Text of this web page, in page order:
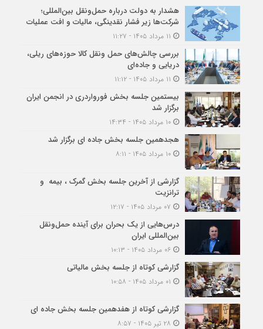
هشدار به دولت درباره حمل‌ونقل بین‌المللی؛
شرکت‌ها زیر فشار نقدینگی، مالیات و افت عملیات
بررسی چالش‌های حمل ونقل کالا حوزه‌های ریلی،
دریایی و جاده‌ای
بیستمین جلسه بخش فورواردری در انجمن ایران
برگزار شد
۱۰ مرداد ۱۴۰۵ - ۱۴:۳۴
هجدهمین جلسه بخش جاده ای برگزار شد
۱۰ مرداد ۱۴۰۵ - ۸:۱۱
گزارشی از آخرین جلسه بخش گمرک ، بیمه و
ترانزیت
درس‌هایی از یک بحران برای آینده حمل‌ونقل
بین‌المللی ایران
گزارشی کوتاه از جلسه بخش مالیاتی
گزارشی کوتاه از هفدهمین جلسه بخش جاده ای